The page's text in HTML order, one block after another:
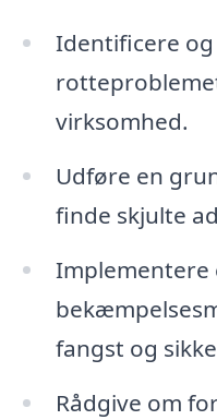
Identificere
virksomhed.
Udføre en
finde skjulte
Implementere
fangst og
Rådgive om